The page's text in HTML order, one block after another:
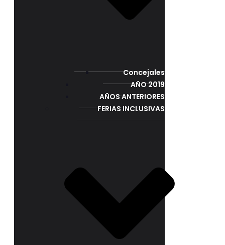
Concejales
AÑO 2019
AÑOS ANTERIORES
FERIAS INCLUSIVAS